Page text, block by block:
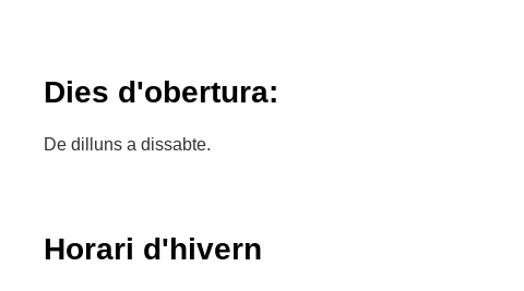
Dies d'obertura:
De dilluns a dissabte.
Horari d'hivern